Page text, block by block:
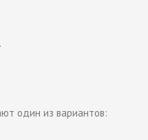
один из вариантов: